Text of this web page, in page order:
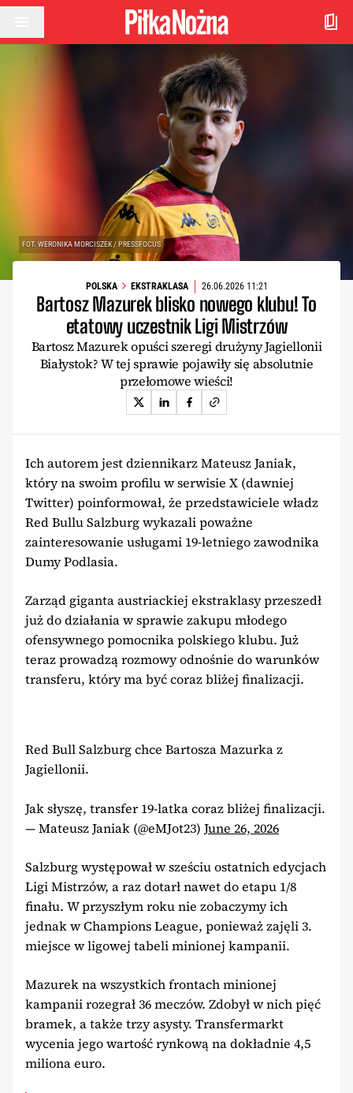
Przejdź do treści
FOT. WERONIKA MORCISZEK / PRESSFOCUS
POLSKA EKSTRAKLASA 26.06.2026 11:21
Bartosz Mazurek blisko nowego klubu! To
etatowy uczestnik Ligi Mistrzów
Bartosz Mazurek opuści szeregi drużyny Jagiellonii
Białystok? W tej sprawie pojawiły się absolutnie
przełomowe wieści!
Ich autorem jest dziennikarz Mateusz Janiak,
który na swoim profilu w serwisie X (dawniej
Twitter) poinformował, że przedstawiciele władz
Red Bullu Salzburg wykazali poważne
zainteresowanie usługami 19-letniego zawodnika
Dumy Podlasia.
Zarząd giganta austriackiej ekstraklasy przeszedł
już do działania w sprawie zakupu młodego
ofensywnego pomocnika polskiego klubu. Już
teraz prowadzą rozmowy odnośnie do warunków
transferu, który ma być coraz bliżej finalizacji.
Red Bull Salzburg chce Bartosza Mazurka z
Jagiellonii.
Jak słyszę, transfer 19-latka coraz bliżej finalizacji.
— Mateusz Janiak (@eMJot23) June 26, 2026
Salzburg występował w sześciu ostatnich edycjach
Ligi Mistrzów, a raz dotarł nawet do etapu 1/8
finału. W przyszłym roku nie zobaczymy ich
jednak w Champions League, ponieważ zajęli 3.
miejsce w ligowej tabeli minionej kampanii.
Mazurek na wszystkich frontach minionej
kampanii rozegrał 36 meczów. Zdobył w nich pięć
bramek, a także trzy asysty. Transfermarkt
wycenia jego wartość rynkową na dokładnie 4,5
miliona euro.